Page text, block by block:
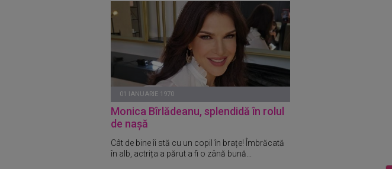
01 IANUARIE 1970
Monica Bîrlădeanu, splendidă în rolul
de nașă
Cât de bine îi stă cu un copil în brațe! Îmbrăcată
în alb, actrița a părut a fi o zână bună...